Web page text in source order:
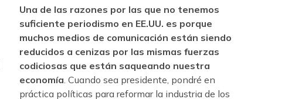
Una de las razones por las que no tenemos
suficiente periodismo en EE.UU. es porque
muchos medios de comunicación están siendo
reducidos a cenizas por las mismas fuerzas
codiciosas que están saqueando nuestra
economía. Cuando sea presidente, pondré en
práctica políticas para reformar la industria de los